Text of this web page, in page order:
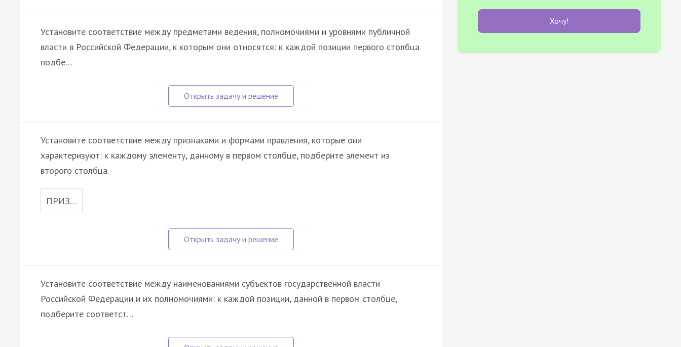
Установите соответствие между предметами ведения, полномочиями и уровнями публичной
власти в Российской Федерации, к которым они относятся: к каждой позиции первого столбца
подбе…
Установите соответствие между признаками и формами правления, которые они
характеризуют: к каждому элементу, данному в первом столбце, подберите элемент из
второго столбца.
ПРИЗ…
Установите соответствие между наименованиями субъектов государственной власти
Российской Федерации и их полномочиями: к каждой позиции, данной в первом столбце,
подберите соответст…
Хочу!